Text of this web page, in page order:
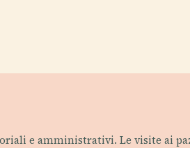
e amministrativi. Le visite ai